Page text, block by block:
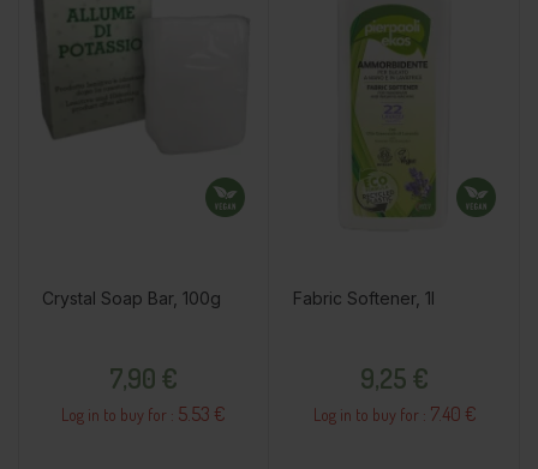
Crystal Soap Bar, 100g
7,90 €
Log in to buy for : 5.53 €
Fabric Softener, 1l
9,25 €
Log in to buy for : 7.40 €